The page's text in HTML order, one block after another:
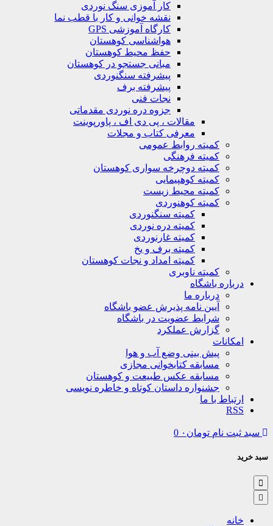
کار آموزی سنگ نوردی
نقشه خوانی و کار با قطب نما
کارگاه آموزشی GPS
هواشناسی کوهستان
حفظ محیط کوهستان
مبانی جستجو در کوهستان
پیشرفته سنگنوردی
پیشرفته برف
نجات فنی
جزوه دره نوردی مقدماتی
مقالات ، پی دی اف ، پاورپوینت
معرفی کتاب و مجلات
کمیته روابط عمومی
کمیته فرهنگی
کمیته دوچرخه سواری کوهستان
کمیته کوهپیمایی
کمیته محیط زیست
کمیته کوهنوردی
کمیته سنگنوردی
کمیته دره نوردی
کمیته غارنوردی
کمیته برف و یخ
کمیته امداد و نجات کوهستان
کمیته ناوبری
باشگاه
درباره ما
آیین نامه پذیرش عضو باشگاه
شرایط عضویت در باشگاه
گزارش عملکرد
پیش بینی وضع آب و هوا
مسابقه کتابخوانی مجازی
مسابقه عکس طبیعت و کوهستان
جشنواره داستان کوتاه و خاطره نویسی
با ما
نام تومان ۰ 0